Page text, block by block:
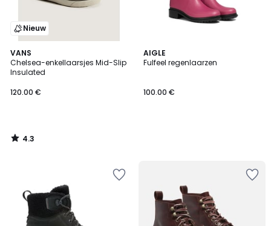
Nieuw
VANS
Chelsea-enkellaarsjes Mid-Slip
Insulated
120.00 €
4.3
/ 5
4.3
/
AIGLE
Fulfeel regenlaarzen
100.00 €